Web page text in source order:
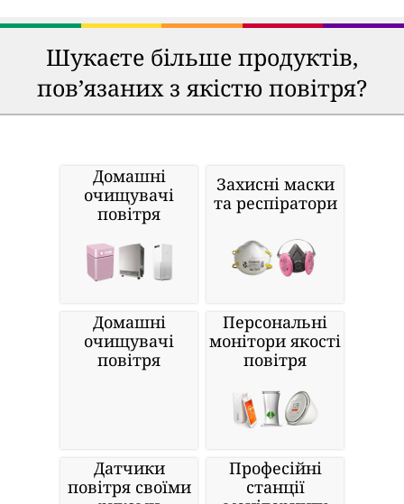
Шукаєте більше продуктів,
пов’язаних з якістю повітря?
Домашні
очищувачі
повітря
Захисні маски
та респіратори
Домашні
очищувачі
повітря
Персональні
монітори якості
повітря
Датчики
повітря своїми
Професійні
станції